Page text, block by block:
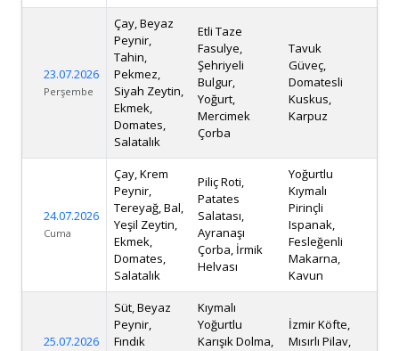
23.07.2026
Perşembe
Çay, Beyaz
Peynir,
Tahin,
Pekmez,
Siyah Zeytin,
Ekmek,
Domates,
Salatalık
Etli Taze
Fasulye,
Şehriyeli
Bulgur,
Yoğurt,
Mercimek
Çorba
Tavuk
Güveç,
Domatesli
Kuskus,
Karpuz
24.07.2026
Cuma
Çay, Krem
Peynir,
Tereyağ, Bal,
Yeşil Zeytin,
Ekmek,
Domates,
Salatalık
Piliç Roti,
Patates
Salatası,
Ayranaşı
Çorba, İrmik
Helvası
Yoğurtlu
Kıymalı
Pirinçli
Ispanak,
Fesleğenli
Makarna,
Kavun
25.07.2026
Süt, Beyaz
Peynir,
Fındık
Kıymalı
Yoğurtlu
Karışık Dolma,
İzmir Köfte,
Mısırlı Pilav,